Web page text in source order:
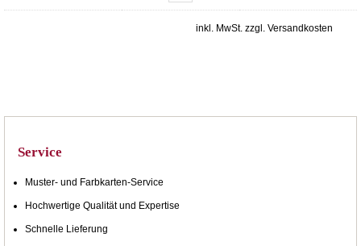
inkl. MwSt. zzgl. Versandkosten
Service
Muster- und Farbkarten-Service
Hochwertige Qualität und Expertise
Schnelle Lieferung